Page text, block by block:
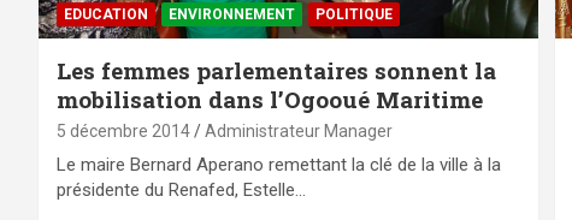
EDUCATION ENVIRONNEMENT POLITIQUE
Les femmes parlementaires sonnent la
mobilisation dans l’Ogooué Maritime
5 décembre 2014 Administrateur Manager
Le maire Bernard Aperano remettant la clé de la ville à la
présidente du Renafed, Estelle…